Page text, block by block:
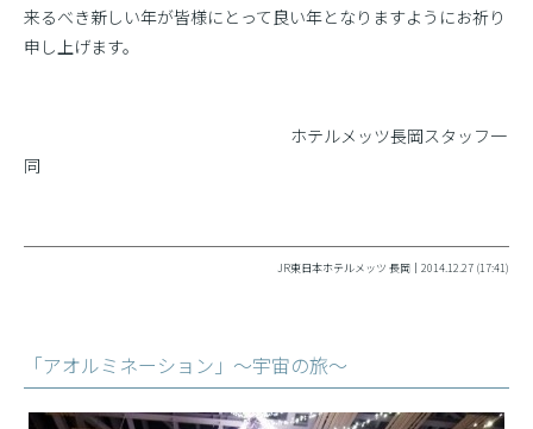
来るべき新しい年が皆様にとって良い年となりますようにお祈り
申し上げます。
ホテルメッツ長岡スタッフ一
同
JR東日本ホテルメッツ 長岡｜2014.12.27 (17:41)
「アオルミネーション」〜宇宙の旅〜